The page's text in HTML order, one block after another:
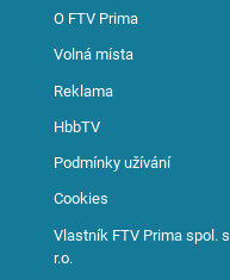
O FTV Prima
Volná místa
Reklama
HbbTV
Podmínky užívání
Cookies
Vlastník FTV Prima spol. s
r.o.